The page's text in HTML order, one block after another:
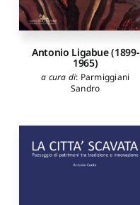
Antonio Ligabue (1899-
1965)
a cura di: Parmiggiani
Sandro